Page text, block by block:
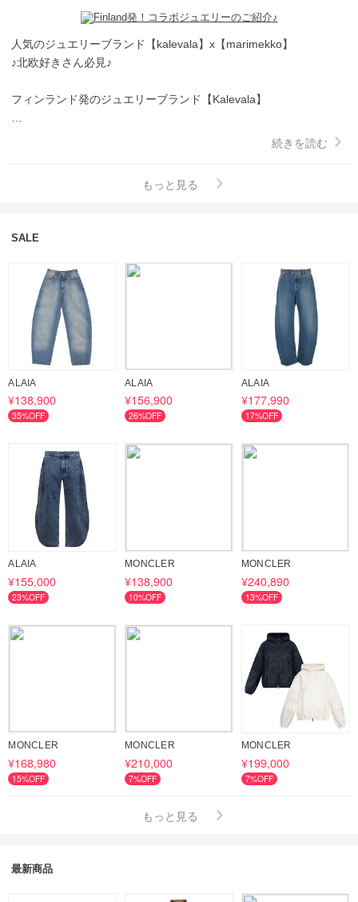
人気のジュエリーブランド【kalevala】x【marimekko】
♪北欧好きさん必見♪
フィンランド発のジュエリーブランド【Kalevala】
自然・神話・歴史からインスパイアされたデザインが魅力。
続きを読む
もっと見る
SALE
ALAIA
¥138,900
35%OFF
ALAIA
¥156,900
26%OFF
ALAIA
¥177,990
17%OFF
ALAIA
¥155,000
23%OFF
MONCLER
¥138,900
10%OFF
MONCLER
¥240,890
13%OFF
MONCLER
¥168,980
15%OFF
MONCLER
¥210,000
7%OFF
MONCLER
¥199,000
7%OFF
もっと見る
最新商品